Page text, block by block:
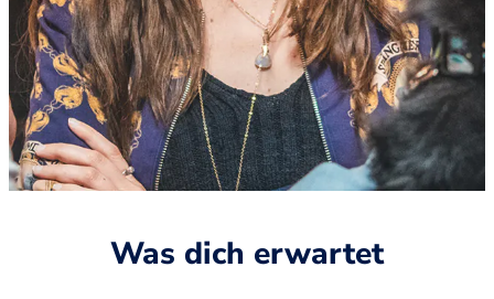
Was dich erwartet